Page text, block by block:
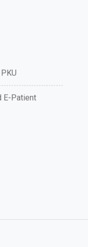
E-Patient